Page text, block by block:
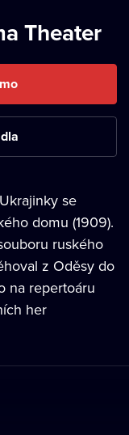
Theater
se
domu (1909).
ruského
z Oděsy do
na repertoáru
her